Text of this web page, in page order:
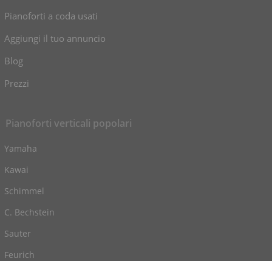
Pianoforti a coda usati
Aggiungi il tuo annuncio
Blog
Prezzi
Pianoforti verticali popolari
Yamaha
Kawai
Schimmel
C. Bechstein
Sauter
Feurich